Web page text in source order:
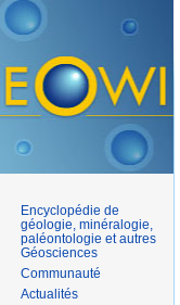
Encyclopédie de
géologie, minéralogie,
paléontologie et autres
Géosciences
Communauté
Actualités